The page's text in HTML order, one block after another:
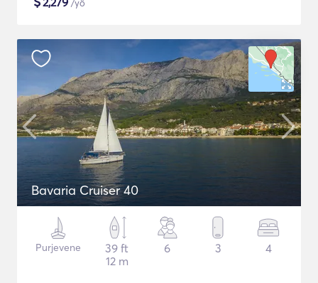
/yö
Bavaria Cruiser 40
Purjevene
39 ft
12 m
6 3 4